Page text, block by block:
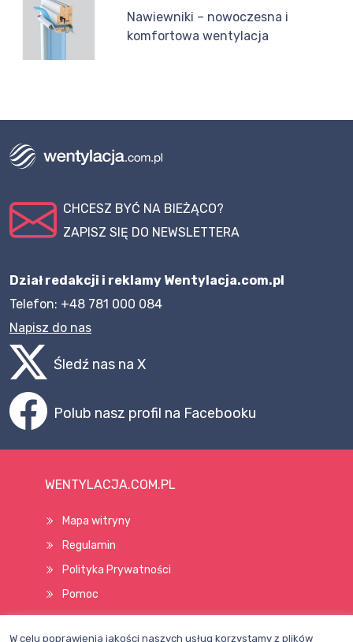
Nawiewniki – nowoczesna i
komfortowa wentylacja
CHCESZ BYĆ NA BIEŻĄCO?
ZAPISZ SIĘ DO NEWSLETTERA
Dział redakcji i reklamy Wentylacja.com.pl
Telefon: +48 781 000 084
Napisz do nas
Śledź nas na X
Polub nasz profil na Facebooku
WENTYLACJA.COM.PL
Mapa witryny
Regulamin
Polityka Prywatności
Pomoc
W celu poprawienia jakości naszych usług korzystamy z plików